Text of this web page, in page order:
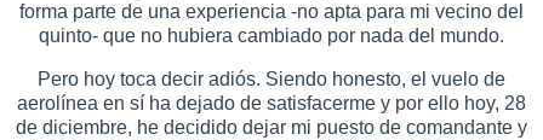
forma parte de una experiencia -no apta para mi vecino del
quinto- que no hubiera cambiado por nada del mundo.
Pero hoy toca decir adiós. Siendo honesto, el vuelo de
aerolínea en sí ha dejado de satisfacerme y por ello hoy, 28
de diciembre, he decidido dejar mi puesto de comandante y